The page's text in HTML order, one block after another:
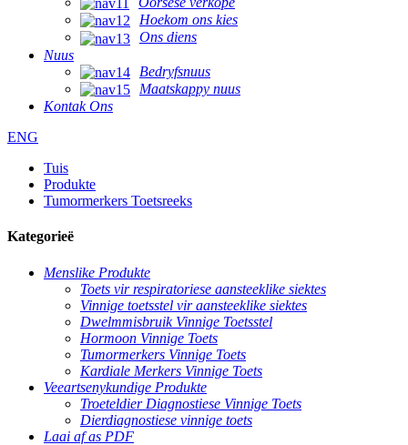
Hoekom ons kies
Ons diens
Nuus
Bedryfsnuus
Maatskappy nuus
Kontak Ons
ENG
Tuis
Produkte
Tumormerkers Toetsreeks
Kategorieë
Menslike Produkte
Toets vir respiratoriese aansteeklike siektes
Vinnige toetsstel vir aansteeklike siektes
Dwelmmisbruik Vinnige Toetsstel
Hormoon Vinnige Toets
Tumormerkers Vinnige Toets
Kardiale Merkers Vinnige Toets
Veeartsenykundige Produkte
Troeteldier Diagnostiese Vinnige Toets
Dierdiagnostiese vinnige toets
Laai af as PDF